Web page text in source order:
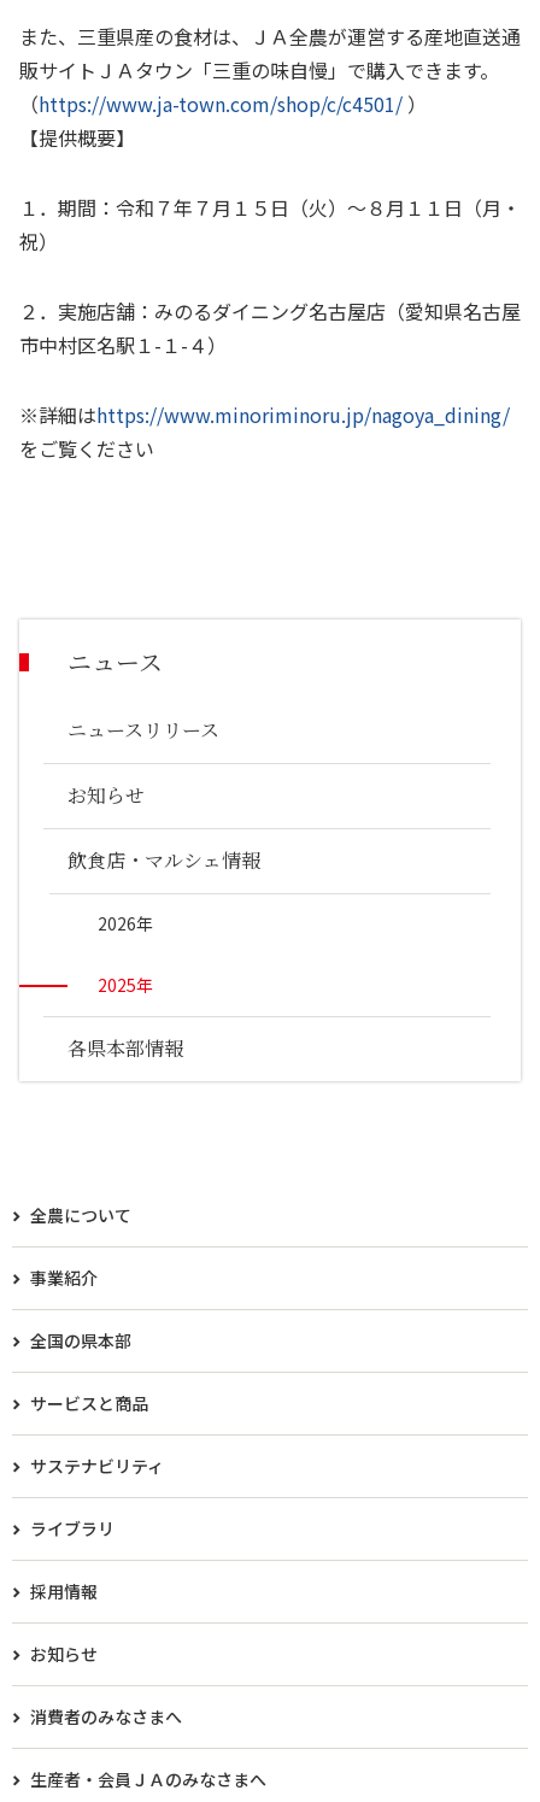
また、三重県産の食材は、ＪＡ全農が運営する産地直送通
販サイトＪＡタウン「三重の味自慢」で購入できます。
（https://www.ja-town.com/shop/c/c4501/ ）
【提供概要】
１．期間：令和７年７月１５日（火）～８月１１日（月・
祝）
２．実施店舗：みのるダイニング名古屋店（愛知県名古屋
市中村区名駅１- １-４）
※詳細はhttps://www.minoriminoru.jp/nagoya_dining/
をご覧ください
ニュース
ニュースリリース
お知らせ
飲食店・マルシェ情報
2026年
2025年
各県本部情報
全農について
事業紹介
全国の県本部
サービスと商品
サステナビリティ
ライブラリ
採用情報
お知らせ
消費者のみなさまへ
生産者・会員ＪＡのみなさまへ​